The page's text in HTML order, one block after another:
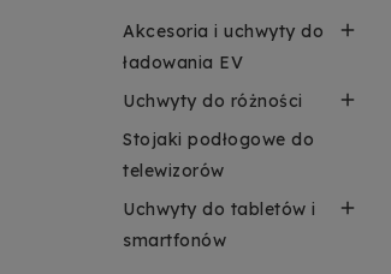
Akcesoria i uchwyty do
ładowania EV

Uchwyty do różności

Stojaki podłogowe do
telewizorów
Uchwyty do tabletów i
smartfonów
